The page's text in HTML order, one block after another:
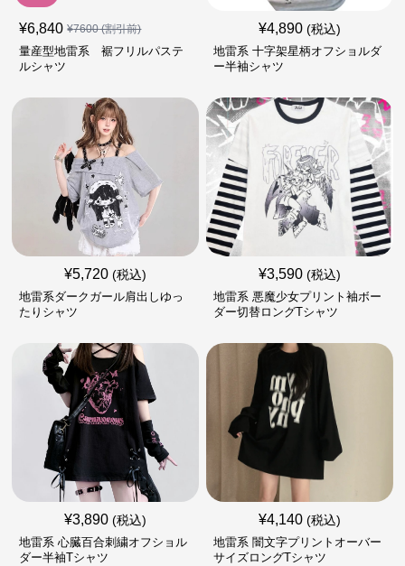
¥6,840 ¥7600(割引前)
量産型地雷系 裾フリルパステ
ルシャツ
¥4,890 (税込)
地雷系 十字架星柄オフショルダ
ー半袖シャツ
¥5,720 (税込)
地雷系ダークガール肩出しゆっ
たりシャツ
¥3,590 (税込)
地雷系 悪魔少女プリント袖ボー
ダー切替ロングTシャツ
¥3,890 (税込)
地雷系 心臓百合刺繍オフショル
ダー半袖Tシャツ
¥4,140 (税込)
地雷系 闇文字プリントオーバー
サイズロングTシャツ